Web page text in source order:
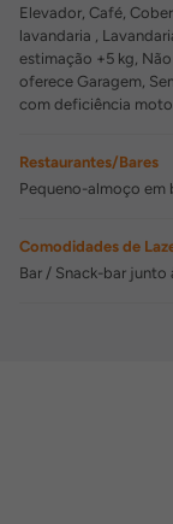
Elevador, Café,
lavandaria ,
estimação +5 kg,
oferece Garagem,
com deficiência
Restaurantes/Bares
Pequeno-almoço em
Comodidades de
Bar / Snack-bar junto